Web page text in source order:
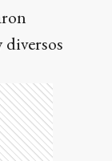
diversos